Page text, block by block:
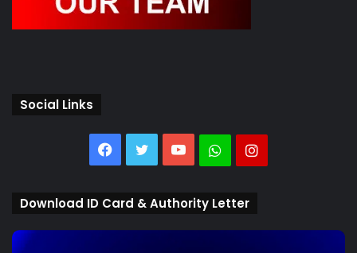
Social Links
Facebook
TwitterYouTubeWhatsappInstagram
Download ID Card & Authority Letter